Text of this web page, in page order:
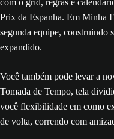
com o grid, regras e
Prix da Espanha. Em Minha
segunda equipe, construindo
expandido.
Você também pode levar a
Tomada de Tempo, tela
você flexibilidade em como
de volta, correndo com